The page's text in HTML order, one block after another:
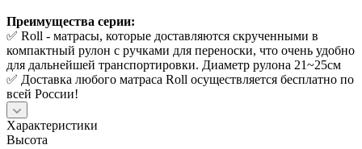
Преимущества серии:
✅ Roll - матрасы, которые доставляются скрученными в
компактный рулон с ручками для переноски, что очень удобно
для дальнейшей транспортировки. Диаметр рулона 21~25см
✅ Доставка любого матраса Roll осуществляется бесплатно по
всей России!
Характеристики
Высота